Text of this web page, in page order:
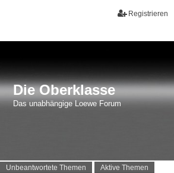
Registrieren
Die Oberklasse
Das unabhängige Loewe Forum
Unbeantwortete Themen Aktive Themen